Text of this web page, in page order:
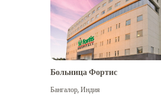
Больница Фортис
Бангалор,Индия